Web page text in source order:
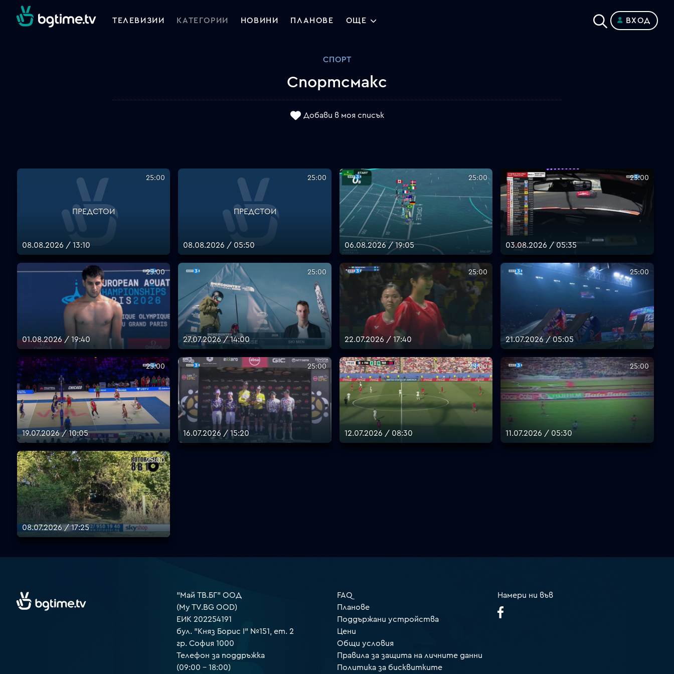
ТЕЛЕВИЗИИ КАТЕГОРИИ НОВИНИ ПЛАНОВЕ ОЩЕ ВХОД
СПОРТ
Спортсмакс
Добави в моя списък
ПРЕДСТОИ
25:00
08.08.2026 / 13:10
ПРЕДСТОИ
25:00
08.08.2026 / 05:50
25:00
06.08.2026 / 19:05
25:00
03.08.2026 / 05:35
25:00
01.08.2026 / 19:40
25:00
27.07.2026 / 14:00
25:00
22.07.2026 / 17:40
25:00
21.07.2026 / 05:05
25:00
19.07.2026 / 10:05
25:00
16.07.2026 / 15:20
25:00
12.07.2026 / 08:30
25:00
11.07.2026 / 05:30
25:00
08.07.2026 / 17:25
"Май ТВ.БГ" ООД
(My TV.BG OOD)
ЕИК 202254191
бул. "Княз Борис I" №151, ет. 2
гр. София 1000
Телефон за поддръжка
(09:00 – 18:00)
FAQ
Планове
Поддържани устройства
Цени
Общи условия
Правила за защита на личните данни
Политика за бисквитките
Намери ни във